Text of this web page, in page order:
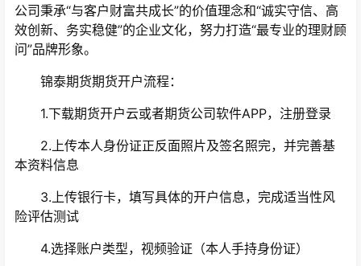
公司秉承“与客户财富共成长”的价值理念和“诚实守信、高
效创新、务实稳健”的企业文化，努力打造“最专业的理财顾
问”品牌形象。
锦泰期货期货开户流程：
1.下载期货开户云或者期货公司软件APP，注册登录
2.上传本人身份证正反面照片及签名照完，并完善基
本资料信息
3.上传银行卡，填写具体的开户信息，完成适当性风
险评估测试
4.选择账户类型，视频验证（本人手持身份证）